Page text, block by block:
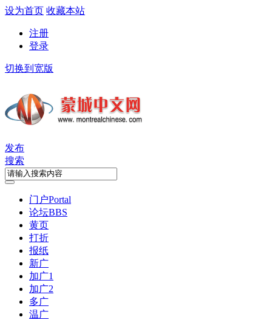
设为首页 收藏本站
注册
登录
切换到宽版
发布
搜索
门户Portal
论坛BBS
黄页
打折
报纸
新广
加广1
加广2
多广
温广